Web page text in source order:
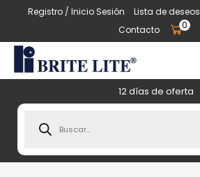
Registro / Inicio Sesión Lista de deseos
Contacto
0
12 días de oferta
search